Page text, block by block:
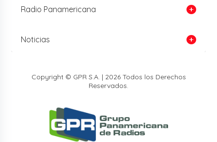
Radio Panamericana
Noticias
Copyright © GPR S.A. | 2026 Todos los Derechos
Reservados.